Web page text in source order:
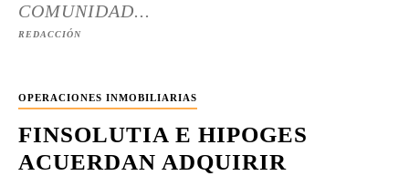
COMUNIDAD...
REDACCIÓN
OPERACIONES INMOBILIARIAS
FINSOLUTIA E HIPOGES
ACUERDAN ADQUIRIR